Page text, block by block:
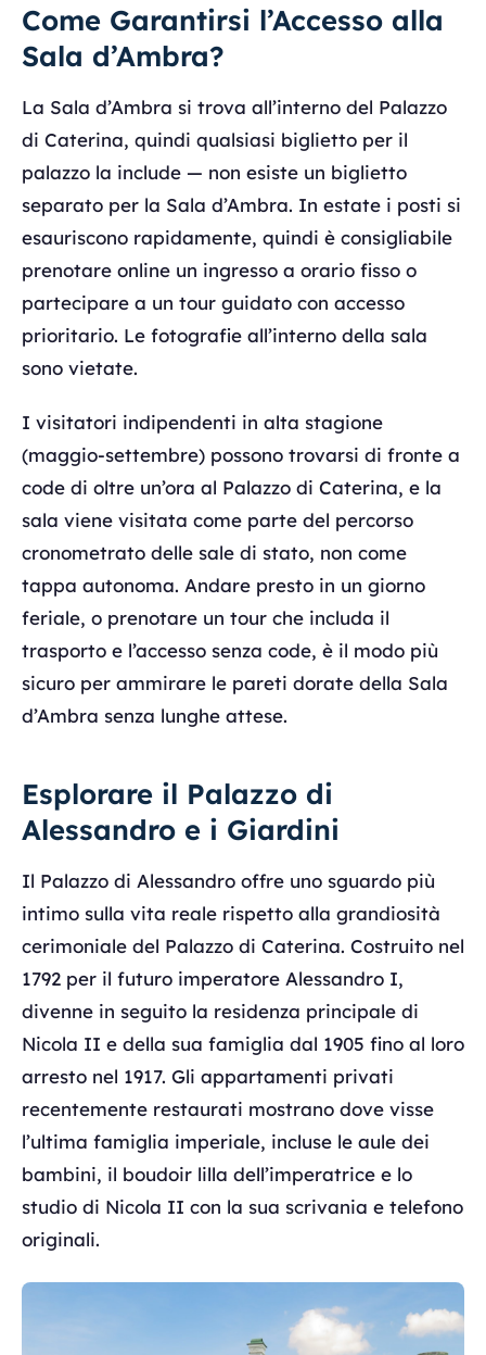
Come Garantirsi l’Accesso alla
Sala d’Ambra?
La Sala d’Ambra si trova all’interno del Palazzo
di Caterina, quindi qualsiasi biglietto per il
palazzo la include — non esiste un biglietto
separato per la Sala d’Ambra. In estate i posti si
esauriscono rapidamente, quindi è consigliabile
prenotare online un ingresso a orario fisso o
partecipare a un tour guidato con accesso
prioritario. Le fotografie all’interno della sala
sono vietate.
I visitatori indipendenti in alta stagione
(maggio-settembre) possono trovarsi di fronte a
code di oltre un’ora al Palazzo di Caterina, e la
sala viene visitata come parte del percorso
cronometrato delle sale di stato, non come
tappa autonoma. Andare presto in un giorno
feriale, o prenotare un tour che includa il
trasporto e l’accesso senza code, è il modo più
sicuro per ammirare le pareti dorate della Sala
d’Ambra senza lunghe attese.
Esplorare il Palazzo di
Alessandro e i Giardini
Il Palazzo di Alessandro offre uno sguardo più
intimo sulla vita reale rispetto alla grandiosità
cerimoniale del Palazzo di Caterina. Costruito nel
1792 per il futuro imperatore Alessandro I,
divenne in seguito la residenza principale di
Nicola II e della sua famiglia dal 1905 fino al loro
arresto nel 1917. Gli appartamenti privati
recentemente restaurati mostrano dove visse
l’ultima famiglia imperiale, incluse le aule dei
bambini, il boudoir lilla dell’imperatrice e lo
studio di Nicola II con la sua scrivania e telefono
originali.